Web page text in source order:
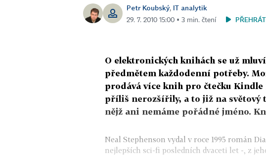
Petr Koubský, IT analytik
29. 7. 2010 15:00 ▪ 3 min. čtení
O elektronických knihách se už
předmětem každodenní potřeby.
prodává více knih pro čtečku Kindle
příliš nerozšířily, a to již na
nějž ani nemáme pořádné jméno.
Neal Stephenson vydal v roce 1995 román
nejlepších sci-fi posledních dvaceti let -, z